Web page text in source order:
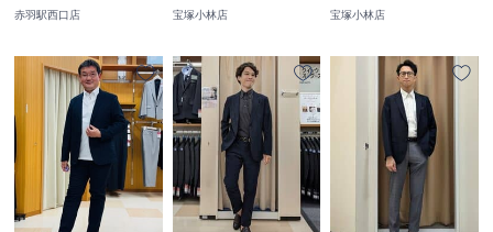
赤羽駅西口店
宝塚小林店
宝塚小林店